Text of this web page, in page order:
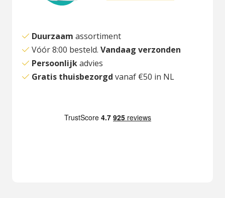
Duurzaam assortiment
Vóór 8:00 besteld. Vandaag verzonden
Persoonlijkadvies
Gratis thuisbezorgd vanaf €50 in NL